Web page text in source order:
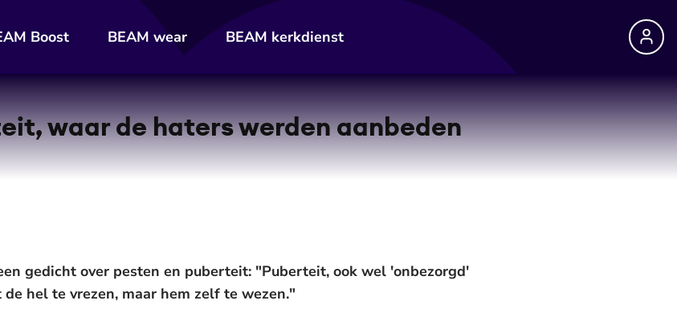
Boost BEAM wear BEAM kerkdienst
waar de haters werden aanbeden
gedicht over pesten en puberteit: "Puberteit, ook wel 'onbezorgd'
hel te vrezen, maar hem zelf te wezen."